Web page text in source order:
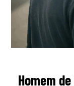
Homem